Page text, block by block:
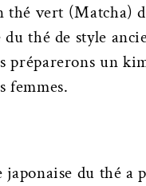
thé vert (Matcha)
du thé de style
préparerons un
femmes.
japonaise du thé a